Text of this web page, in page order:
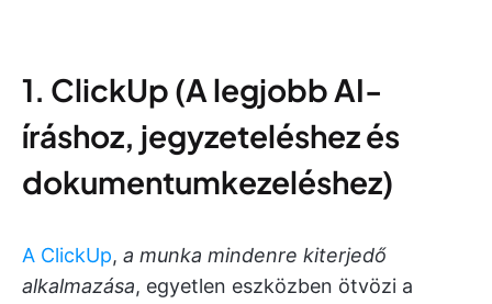
1. ClickUp (A legjobb AI-
íráshoz, jegyzeteléshez és
dokumentumkezeléshez)
A ClickUp, a munka mindenre kiterjedő
alkalmazása, egyetlen eszközben ötvözi a